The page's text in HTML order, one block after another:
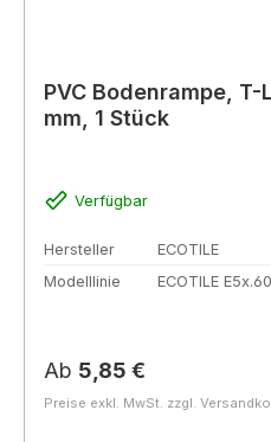
PVC Bodenrampe,
mm, 1 Stück
Verfügbar
Hersteller
ECOTILE
Modelllinie
ECOTILE
Regulärer Preis:
Ab 5,85 €
Preise exkl. MwSt. zzgl.